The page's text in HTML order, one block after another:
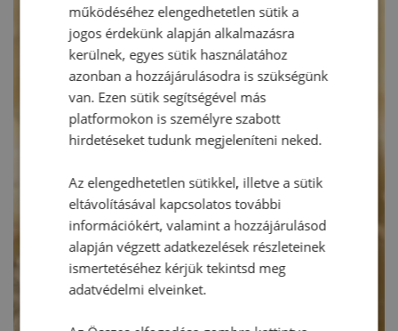
működéséhez elengedhetetlen sütik a
jogos érdekünk alapján alkalmazásra
kerülnek, egyes sütik használatához
azonban a hozzájárulásodra is szükségünk
van. Ezen sütik segítségével más
platformokon is személyre szabott
hirdetéseket tudunk megjeleníteni neked.
Az elengedhetetlen sütikkel, illetve a sütik
eltávolításával kapcsolatos további
információkért, valamint a hozzájárulásod
alapján végzett adatkezelések részleteinek
ismertetéséhez kérjük tekintsd meg
adatvédelmi elveinket.